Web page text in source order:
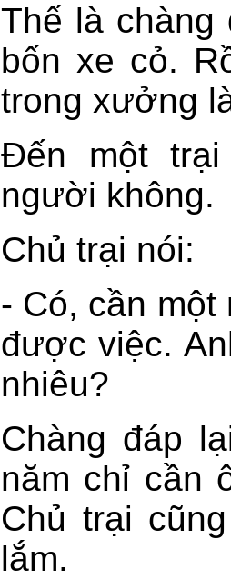
Thế là chàng
bốn xe cỏ.
trong xưởng
Đến một
người không.
Chủ trại nói:
- Có, cần
được việc.
nhiêu?
Chàng đáp
năm chỉ cần
Chủ trại
lắm.